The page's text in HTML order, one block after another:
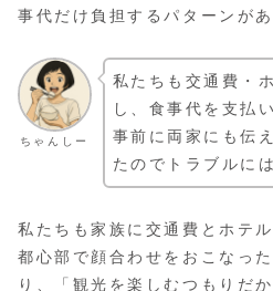
事代だけ負担するパターンがあ
ちゃんしー
私たちも交通費・
し、食事代を支払
事前に両家にも伝
たのでトラブルに
私たちも家族に交通費とホテ
都心部で顔合わせをおこなっ
り、「観光を楽しむつもりだ